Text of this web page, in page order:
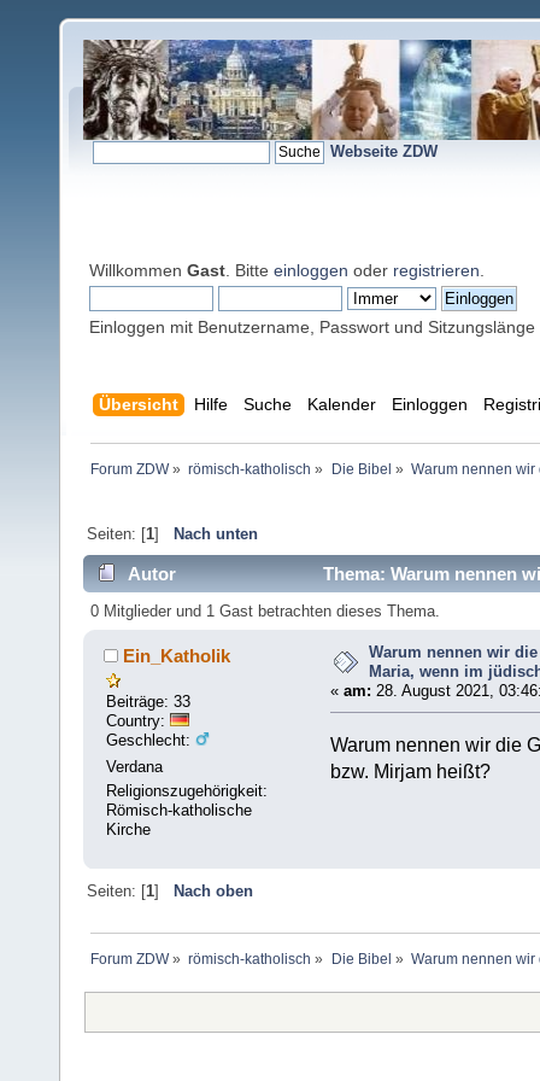
Webseite ZDW
Willkommen Gast . Bitte einloggen oder registrieren
Einloggen mit Benutzername, Passwort und Sitzungslänge
Übersicht Hilfe Suche Kalender Einloggen
Forum ZDW» römisch-katholisch » Die Bibel » Warum nennen wir
Seiten: [1] Nach unten
Autor
Thema: Warum nennen
heißt (Gelesen 5872 mal)
0 Mitglieder und 1 Gast betrachten dieses Thema.
Ein_Katholik
Beiträge: 33
Country:
Geschlecht:
Verdana
Religionszugehörigkeit:
Römisch-katholische
Kirche
Warum nennen wir
Maria, wenn im
« am: 28. August 2021,
Warum nennen wir die
bzw. Mirjam heißt?
Seiten: [1] Nach oben
Forum ZDW» römisch-katholisch » Die Bibel » Warum nennen wir